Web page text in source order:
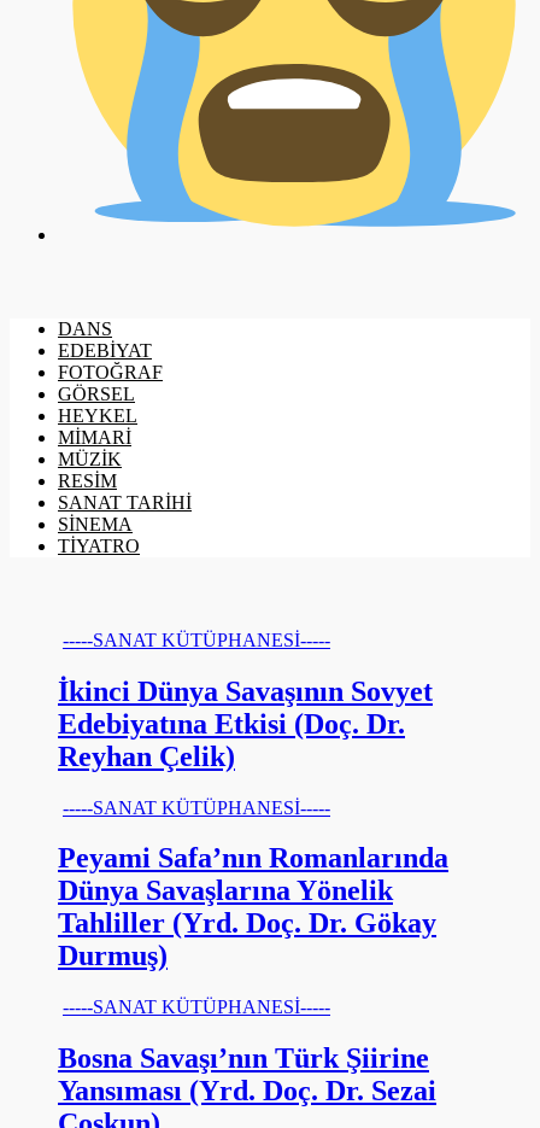
DANS
EDEBİYAT
FOTOĞRAF
GÖRSEL
HEYKEL
MİMARİ
MÜZİK
RESİM
SANAT TARİHİ
SİNEMA
TİYATRO
-----SANAT KÜTÜPHANESİ-----
İkinci Dünya Savaşının Sovyet
Edebiyatına Etkisi (Doç. Dr.
Reyhan Çelik)
-----SANAT KÜTÜPHANESİ-----
Peyami Safa’nın Romanlarında
Dünya Savaşlarına Yönelik
Tahliller (Yrd. Doç. Dr. Gökay
Durmuş)
-----SANAT KÜTÜPHANESİ-----
Bosna Savaşı’nın Türk Şiirine
Yansıması (Yrd. Doç. Dr. Sezai